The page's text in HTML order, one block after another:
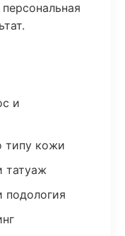
и
типу кожи
татуаж